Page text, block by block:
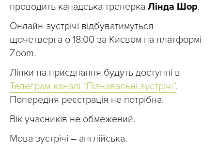
проводить канадська тренерка Лінда Шор.
Онлайн-зустрічі відбуватимуться
щочетверга о 18:00 за Києвом на платформі
Zoom.
Лінки на приєднання будуть доступні в
Телеграм-каналі “Пізнавальні зустрічі”.
Попередня реєстрація не потрібна.
Вік учасників не обмежений.
Мова зустрічі – англійська.